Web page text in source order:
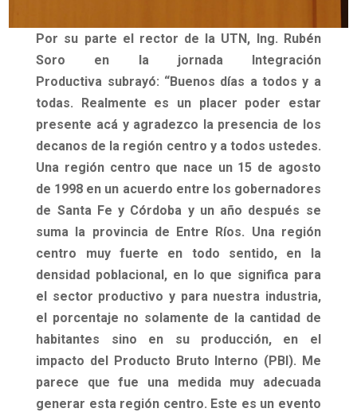
Por su parte el rector de la UTN, Ing. Rubén
Soro en la jornada Integración
Productiva subrayó: “Buenos días a todos y a
todas. Realmente es un placer poder estar
presente acá y agradezco la presencia de los
decanos de la región centro y a todos ustedes.
Una región centro que nace un 15 de agosto
de 1998 en un acuerdo entre los gobernadores
de Santa Fe y Córdoba y un año después se
suma la provincia de Entre Ríos. Una región
centro muy fuerte en todo sentido, en la
densidad poblacional, en lo que significa para
el sector productivo y para nuestra industria,
el porcentaje no solamente de la cantidad de
habitantes sino en su producción, en el
impacto del Producto Bruto Interno (PBI). Me
parece que fue una medida muy adecuada
generar esta región centro. Este es un evento